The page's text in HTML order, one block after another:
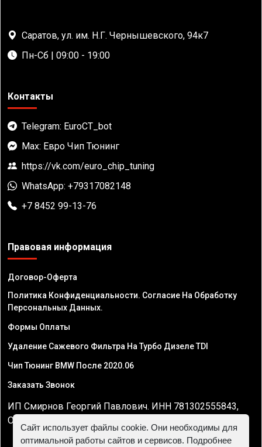
Саратов, ул. им. Н.Г. Чернышевского, 94к7
Пн-Сб | 09:00 - 19:00
Контакты
Telegram: EuroCT_bot
Max: Евро Чип Тюнинг
https://vk.com/euro_chip_tuning
WhatsApp: +79317082148
+7 8452 99-13-76
Правовая информация
Договор-Оферта
Политика Конфиденциальности. Согласие На Обработку
Персональных Данных.
Формы Оплаты
Удаление Сажевого Фильтра На Турбо Дизеле TDI
Чип Тюнинг BMW После 2020.06
Заказать Звонок
ИП Смирнов Георгий Павлович. ИНН 781302555843,
ОГРНИП 324470400032610
Сайт использует файлы cookie. Они необходимы для
оптимальной работы сайтов и сервисов. Подробнее